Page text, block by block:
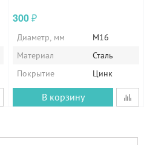
300₽
Диаметр, мм
М16
Материал
Сталь
Покрытие
Цинк
В корзину